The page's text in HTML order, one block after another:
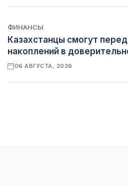
ФИНАНСЫ
Казахстанцы смогут
накоплений в
06 АВГУСТА, 2026